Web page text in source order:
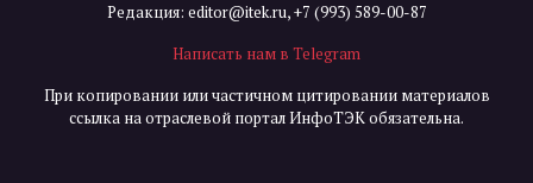
Редакция: editor@itek.ru,+7 (993) 589-00-87
Написать нам в Telegram
При копировании или частичном цитировании материалов
ссылка на отраслевой портал ИнфоТЭК обязательна.